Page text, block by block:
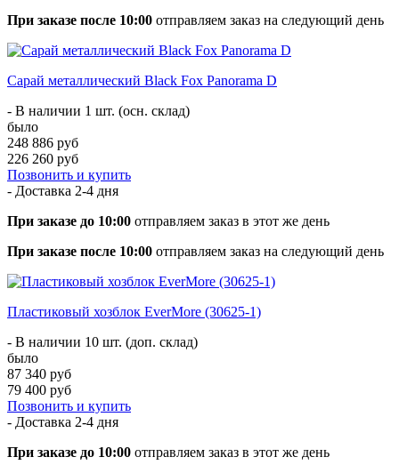
При заказе после 10:00 отправляем заказ на следующий день
Сарай металлический Black Fox Panorama D
- В наличии 1 шт. (осн. склад)
было
248 886 руб
226 260 руб
Позвонить и купить
- Доставка 2-4 дня
При заказе до 10:00 отправляем заказ в этот же день
При заказе после 10:00 отправляем заказ на следующий день
Пластиковый хозблок EverMore (30625-1)
- В наличии 10 шт. (доп. склад)
было
87 340 руб
79 400 руб
Позвонить и купить
- Доставка 2-4 дня
При заказе до 10:00 отправляем заказ в этот же день